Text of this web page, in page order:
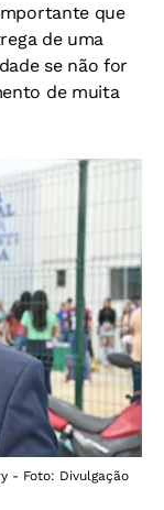
que
de uma
se não for
de muita
- Foto: Divulgação